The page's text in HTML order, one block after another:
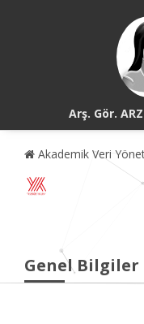
Arş. Gör.
Akademik Veri
Genel Bilgiler